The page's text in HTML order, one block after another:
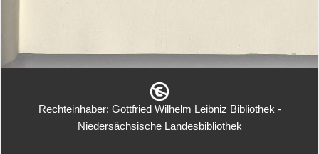
Rechteinhaber: Gottfried Wilhelm Leibniz Bibliothek -
Niedersächsische Landesbibliothek